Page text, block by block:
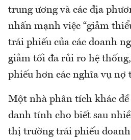
trung ương và các địa
nhấn mạnh việc “giảm
trái phiếu của các doanh
giảm tối đa rủi ro hệ
phiếu hơn các nghĩa vụ nợ
Một nhà phân tích khác
danh tính cho biết sau
thị trường trái phiếu